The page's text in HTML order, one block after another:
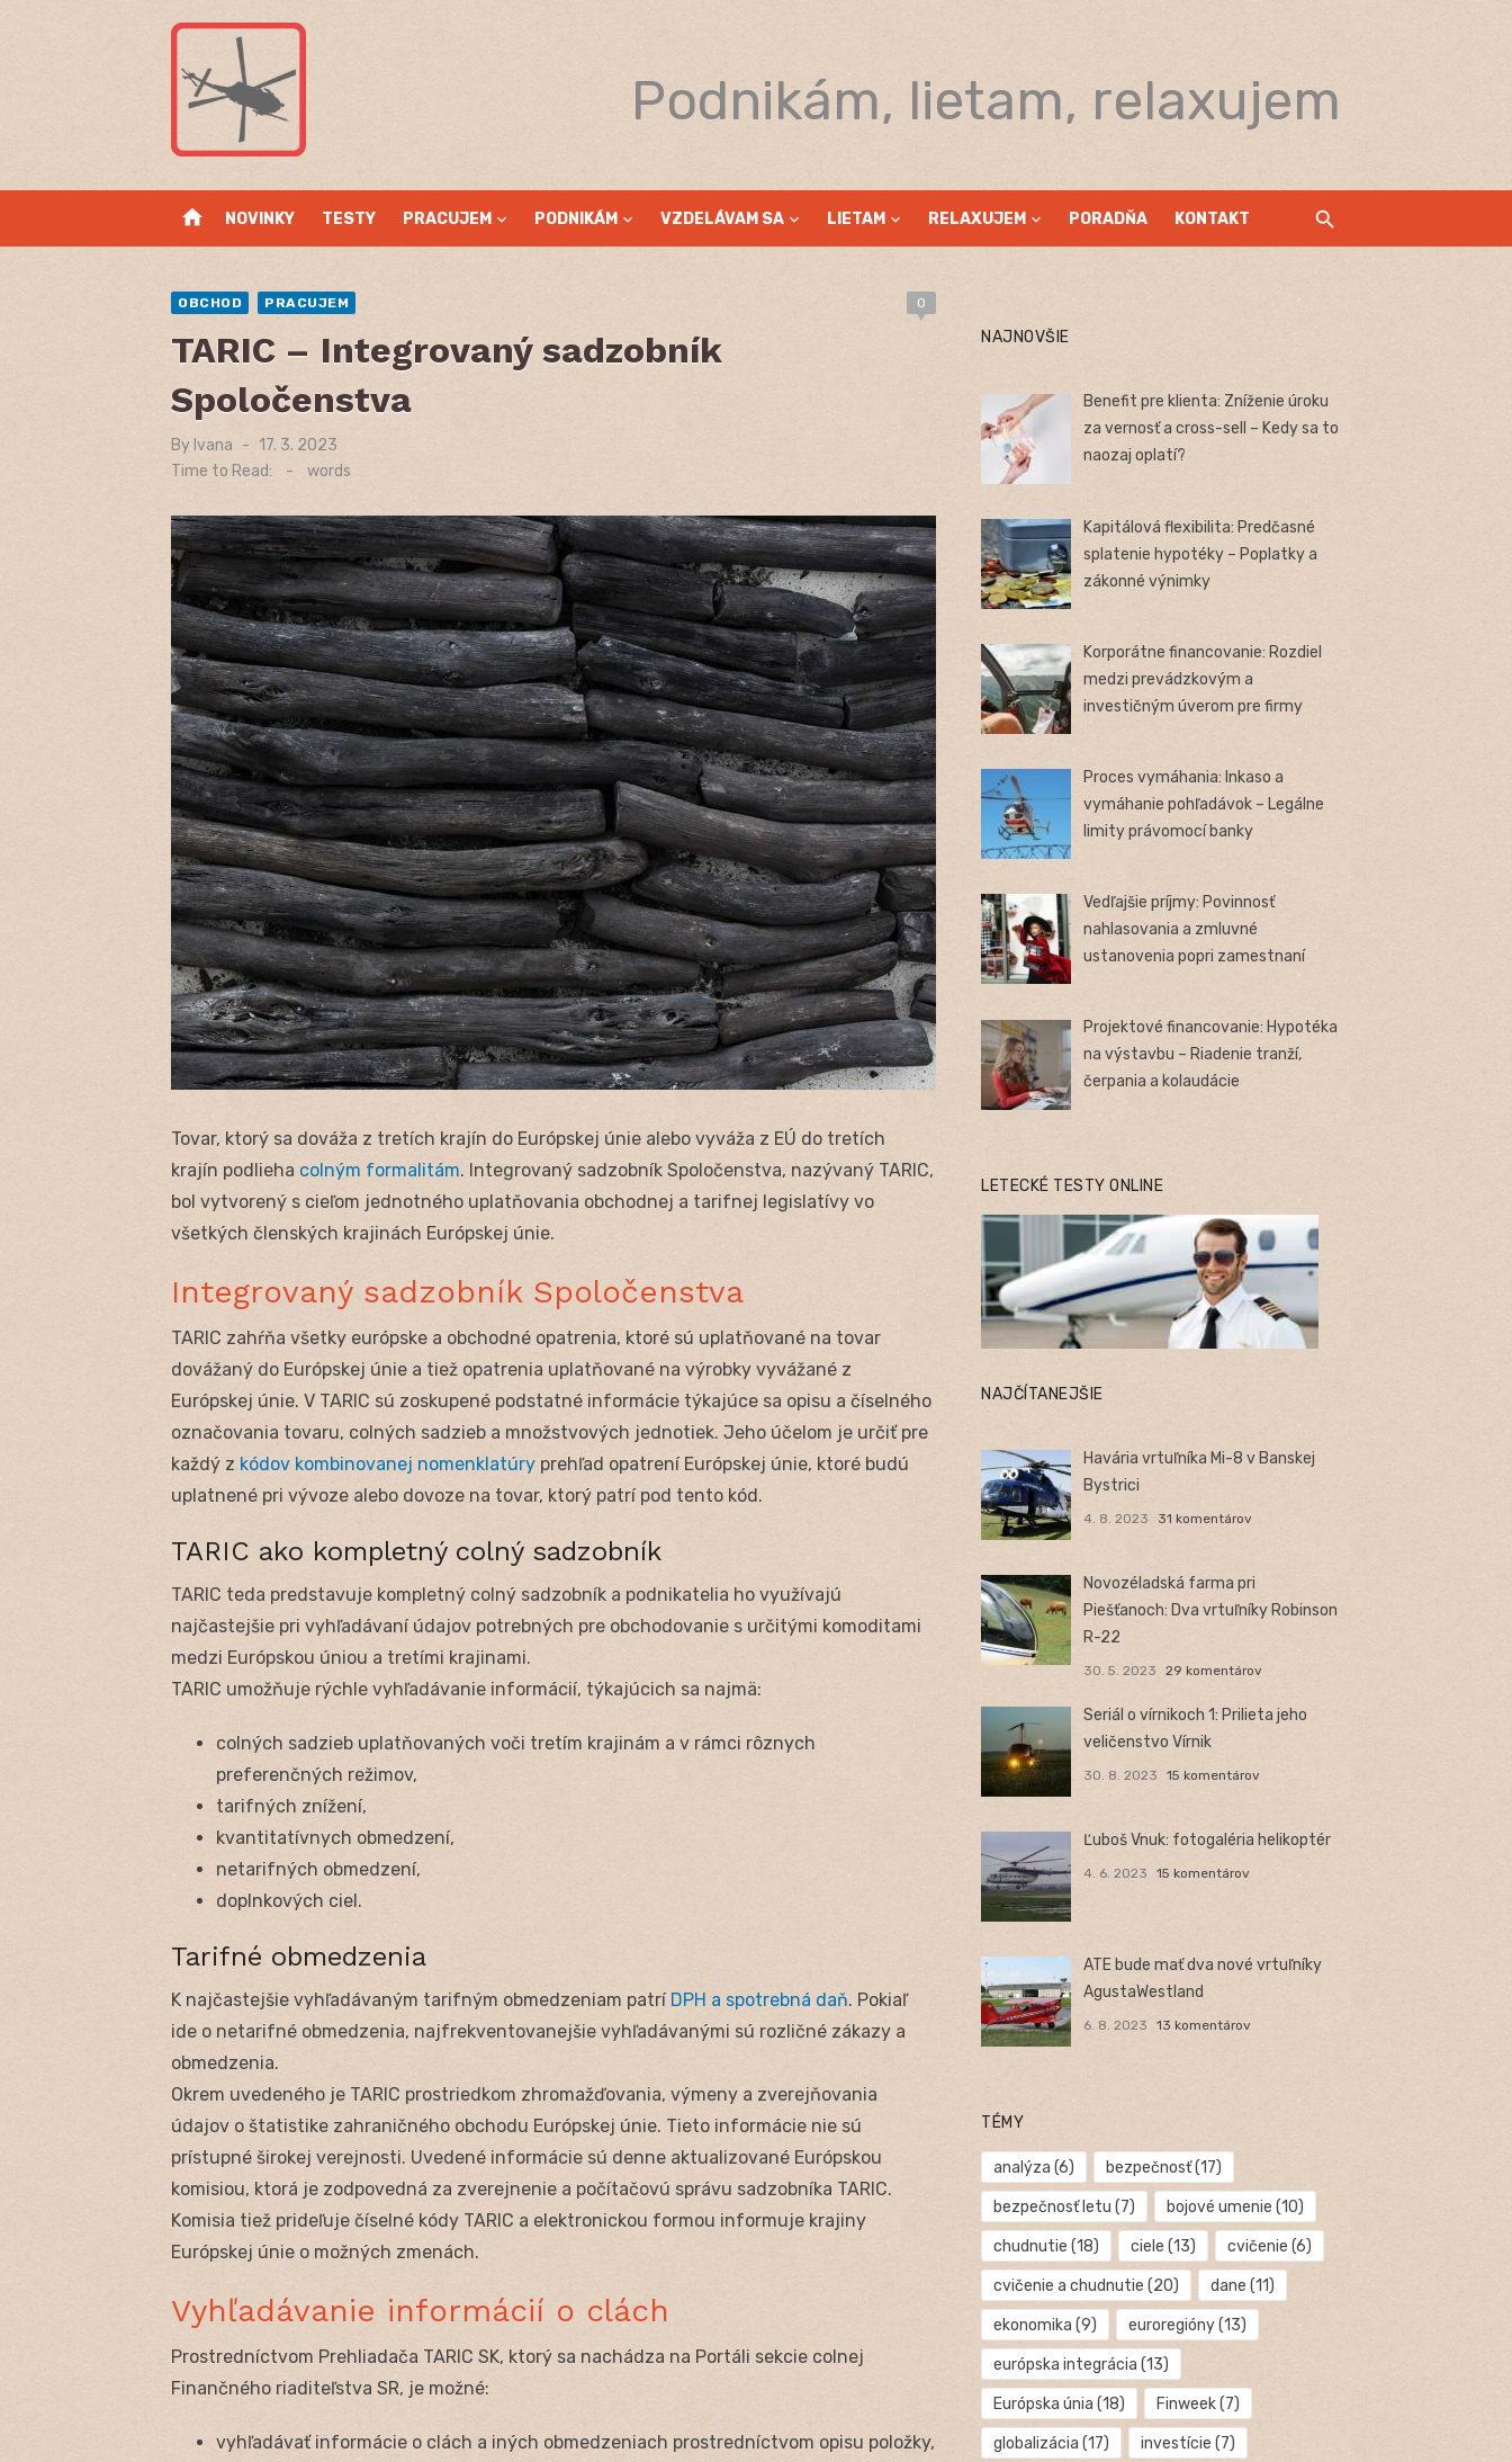
Podnikám, lietam, relaxujem
home NOVINKY TESTY PRACUJEM PODNIKÁM VZDELÁVAM SA LIETAM RELAXUJEM PORADŇA KONTAKT
OBCHOD PRACUJEM 0
TARIC – Integrovaný sadzobník
Spoločenstva
By Ivana
Posted
on
17. 3. 2023
Time to Read:
- words
Tovar, ktorý sa dováža z tretích krajín do Európskej únie alebo vyváža z EÚ do tretích
krajín podlieha colným formalitám. Integrovaný sadzobník Spoločenstva, nazývaný TARIC,
bol vytvorený s cieľom jednotného uplatňovania obchodnej a tarifnej legislatívy vo
všetkých členských krajinách Európskej únie.
Integrovaný sadzobník Spoločenstva
TARIC zahŕňa všetky európske a obchodné opatrenia, ktoré sú uplatňované na tovar
dovážaný do Európskej únie a tiež opatrenia uplatňované na výrobky vyvážané z
Európskej únie. V TARIC sú zoskupené podstatné informácie týkajúce sa opisu a číselného
označovania tovaru, colných sadzieb a množstvových jednotiek. Jeho účelom je určiť pre
každý z kódov kombinovanej nomenklatúry prehľad opatrení Európskej únie, ktoré budú
uplatnené pri vývoze alebo dovoze na tovar, ktorý patrí pod tento kód.
TARIC ako kompletný colný sadzobník
TARIC teda predstavuje kompletný colný sadzobník a podnikatelia ho využívajú
najčastejšie pri vyhľadávaní údajov potrebných pre obchodovanie s určitými komoditami
medzi Európskou úniou a tretími krajinami.
TARIC umožňuje rýchle vyhľadávanie informácií, týkajúcich sa najmä:
colných sadzieb uplatňovaných voči tretím krajinám a v rámci rôznych
preferenčných režimov,
tarifných znížení,
kvantitatívnych obmedzení,
netarifných obmedzení,
doplnkových ciel.
Tarifné obmedzenia
K najčastejšie vyhľadávaným tarifným obmedzeniam patrí DPH a spotrebná daň. Pokiaľ
ide o netarifné obmedzenia, najfrekventovanejšie vyhľadávanými sú rozličné zákazy a
obmedzenia.
Okrem uvedeného je TARIC prostriedkom zhromažďovania, výmeny a zverejňovania
údajov o štatistike zahraničného obchodu Európskej únie. Tieto informácie nie sú
prístupné širokej verejnosti. Uvedené informácie sú denne aktualizované Európskou
komisiou, ktorá je zodpovedná za zverejnenie a počítačovú správu sadzobníka TARIC.
Komisia tiež prideľuje číselné kódy TARIC a elektronickou formou informuje krajiny
Európskej únie o možných zmenách.
Vyhľadávanie informácií o clách
Prostredníctvom Prehliadača TARIC SK, ktorý sa nachádza na Portáli sekcie colnej
Finančného riaditeľstva SR, je možné:
vyhľadávať informácie o clách a iných obmedzeniach prostredníctvom opisu položky,
NAJNOVŠIE
Benefit pre klienta: Zníženie úroku
za vernosť a cross-sell – Kedy sa to
naozaj oplatí?
Kapitálová flexibilita: Predčasné
splatenie hypotéky – Poplatky a
zákonné výnimky
Korporátne financovanie: Rozdiel
medzi prevádzkovým a
investičným úverom pre firmy
Proces vymáhania: Inkaso a
vymáhanie pohľadávok – Legálne
limity právomocí banky
Vedľajšie príjmy: Povinnosť
nahlasovania a zmluvné
ustanovenia popri zamestnaní
Projektové financovanie: Hypotéka
na výstavbu – Riadenie tranží,
čerpania a kolaudácie
LETECKÉ TESTY ONLINE
NAJČÍTANEJŠIE
Havária vrtuľníka Mi-8 v Banskej
Bystrici
4. 8. 2023 31 komentárov
Novozéladská farma pri
Piešťanoch: Dva vrtuľníky Robinson
R-22
30. 5. 2023 29 komentárov
Seriál o vírnikoch 1: Prilieta jeho
veličenstvo Vírnik
30. 8. 2023 15 komentárov
Ľuboš Vnuk: fotogaléria helikoptér
4. 6. 2023 15 komentárov
ATE bude mať dva nové vrtuľníky
AgustaWestland
6. 8. 2023 13 komentárov
TÉMY
analýza (6) bezpečnosť(17)
bezpečnosť letu (7) bojové umenie (10)
chudnutie (18) ciele (13) cvičenie (6)
cvičenie a chudnutie (20) dane (11)
ekonomika (9) euroregióny(13)
európska integrácia (13)
Európska únia (18) Finweek(7)
globalizácia (17) investície (7)